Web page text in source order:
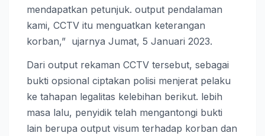
mendapatkan petunjuk. output pendalaman
kami, CCTV itu menguatkan keterangan
korban,” ujarnya Jumat, 5 Januari 2023.
Dari output rekaman CCTV tersebut, sebagai
bukti opsional ciptakan polisi menjerat pelaku
ke tahapan legalitas kelebihan berikut. lebih
masa lalu, penyidik telah mengantongi bukti
lain berupa output visum terhadap korban dan